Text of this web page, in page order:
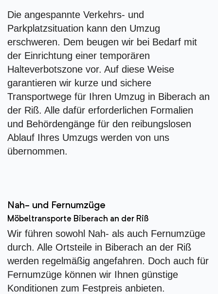
Die angespannte Verkehrs- und
Parkplatzsituation kann den Umzug
erschweren. Dem beugen wir bei Bedarf mit
der Einrichtung einer temporären
Halteverbotszone vor. Auf diese Weise
garantieren wir kurze und sichere
Transportwege für Ihren Umzug in Biberach an
der Riß. Alle dafür erforderlichen Formalien
und Behördengänge für den reibungslosen
Ablauf Ihres Umzugs werden von uns
übernommen.
Nah- und Fernumzüge
Möbeltransporte Biberach an der Riß
Wir führen sowohl Nah- als auch Fernumzüge
durch. Alle Ortsteile in Biberach an der Riß
werden regelmäßig angefahren. Doch auch für
Fernumzüge können wir Ihnen günstige
Konditionen zum Festpreis anbieten.